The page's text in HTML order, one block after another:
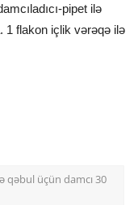
pipet ilə
1 flakon içlik vərəqə ilə
qəbul üçün damcı 30